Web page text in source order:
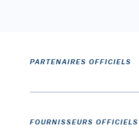
PARTENAIRES OFFICIELS
FOURNISSEURS OFFICIELS